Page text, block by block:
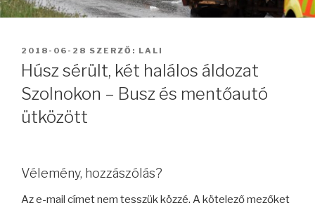
BEKÜLDVE:
2018-06-28 SZERZŐ: LALI
Húsz sérült, két halálos áldozat
Szolnokon – Busz és mentőautó
ütközött
Vélemény, hozzászólás?
Az e-mail címet nem tesszük közzé. A kötelező mezőket